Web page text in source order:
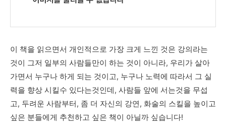
이 책을 읽으면서 개인적으로 가장 크게 느낀 것은 강의라는
것이 그저 일부의 사람들만이 하는 것이 아니라, 우리가 살아
가면서 누구나 하게 되는 것이고, 누구나 노력에 따라서 그 실
력을 향상 시킬수 있다는것인데, 사람들 앞에 서는것을 무섭
고, 두려운 사람부터, 좀 더 자신의 강연, 화술의 스킬을 높이고
싶은 분들에게 추천하고 싶은 책이 아닐까 싶습니다!